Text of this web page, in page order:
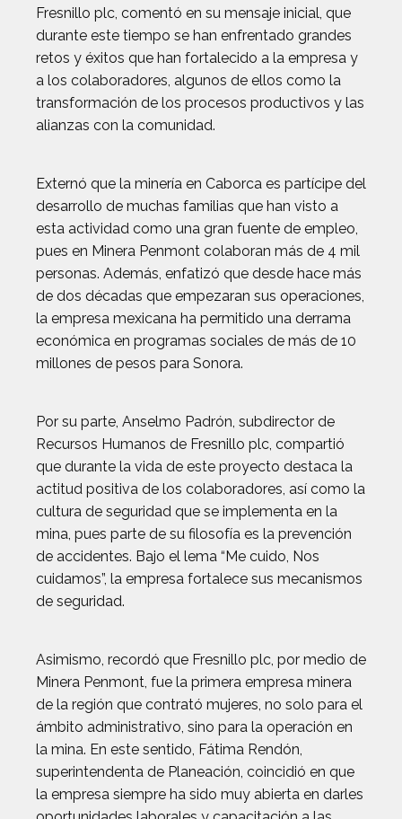
Fresnillo plc, comentó en su mensaje inicial, que
durante este tiempo se han enfrentado grandes
retos y éxitos que han fortalecido a la empresa y
a los colaboradores, algunos de ellos como la
transformación de los procesos productivos y las
alianzas con la comunidad.
Externó que la minería en Caborca es partícipe del
desarrollo de muchas familias que han visto a
esta actividad como una gran fuente de empleo,
pues en Minera Penmont colaboran más de 4 mil
personas. Además, enfatizó que desde hace más
de dos décadas que empezaran sus operaciones,
la empresa mexicana ha permitido una derrama
económica en programas sociales de más de 10
millones de pesos para Sonora.
Por su parte, Anselmo Padrón, subdirector de
Recursos Humanos de Fresnillo plc, compartió
que durante la vida de este proyecto destaca la
actitud positiva de los colaboradores, así como la
cultura de seguridad que se implementa en la
mina, pues parte de su filosofía es la prevención
de accidentes. Bajo el lema “Me cuido, Nos
cuidamos”, la empresa fortalece sus mecanismos
de seguridad.
Asimismo, recordó que Fresnillo plc, por medio de
Minera Penmont, fue la primera empresa minera
de la región que contrató mujeres, no solo para el
ámbito administrativo, sino para la operación en
la mina. En este sentido, Fátima Rendón,
superintendenta de Planeación, coincidió en que
la empresa siempre ha sido muy abierta en darles